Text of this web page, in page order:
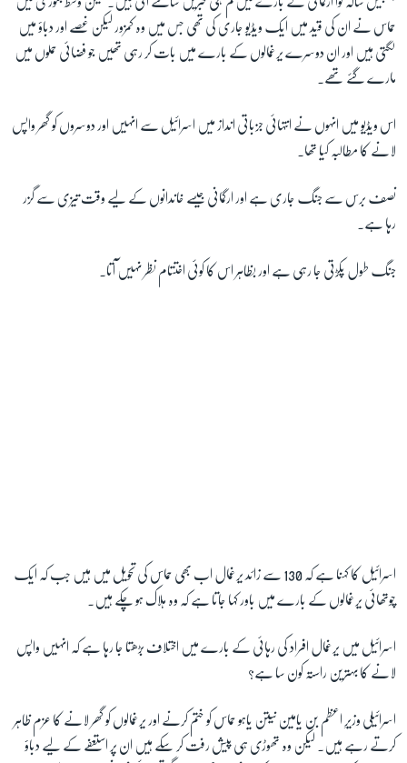
حماس نے ان کی قید میں ایک ویڈیو جاری کی تھی جس میں وہ کمزور لیکن غصے اور دباؤ میں
لگتی ہیں اور ان دوسرے یرغمالوں کے بارے میں بات کر رہی تھیں جو فضائی حملوں میں
مارے گئے تھے۔
اس ویڈیو میں انہوں نے انتہائی جزباتی انداز میں اسرائیل سے انہیں اور دوسروں کو گھر واپس
لانے کا مطالبہ کیا تھا۔
نصف برس سے جنگ جاری ہے اور ارگمانی جیسے خاندانوں کے لیے وقت تیزی سے گزر
رہا ہے۔
جنگ طول پکڑتی جا رہی ہے اور بظاہر اس کا کوئی اختتام نظر نہیں آتا۔
اسرائیل کا کہنا ہے کہ 130 سے زائد یرغمال اب بھی حماس کی تحویل میں ہیں جب کہ ایک
چوتھائی یرغمالوں کے بارے میں باور کہا جاتا ہے کہ وہ ہلاک ہو چکے ہیں۔
اسرائیل میں یرغمال افراد کی رہائی کے بارے میں اختلاف بڑھتا جا رہا ہے کہ انہیں واپس
لانے کا بہترین راستہ کون سا ہے؟
اسرائیلی وزیرِ اعظم بن یامین نیتن یاہو حماس کو ختم کرنے اور یرغمالوں کو گھر لانے کا عزم ظاہر
کرتے رہے ہیں۔ لیکن وہ تھوڑی ہی پیش رفت کر سکے ہیں ان پر استعفے کے لیے دباؤ